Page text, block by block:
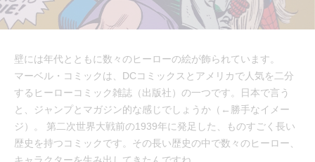
壁には年代とともに数々のヒーローの絵が飾られています。
マーベル・コミックは、DCコミックスとアメリカで人気を二分
するヒーローコミック雑誌（出版社）の一つです。日本で言う
と、ジャンプとマガジン的な感じでしょうか（←勝手なイメー
ジ）。 第二次世界大戦前の1939年に発足した、ものすごく長い
歴史を持つコミックです。その長い歴史の中で数々のヒーロー、